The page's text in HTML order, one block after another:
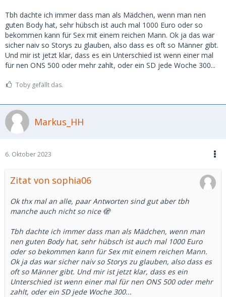
Tbh dachte ich immer dass man als Mädchen, wenn man nen
guten Body hat, sehr hübsch ist auch mal 1000 Euro oder so
bekommen kann für Sex mit einem reichen Mann. Ok ja das war
sicher naiv so Storys zu glauben, also dass es oft so Männer gibt.
Und mir ist jetzt klar, dass es ein Unterschied ist wenn einer mal
für nen ONS 500 oder mehr zahlt, oder ein SD jede Woche 300...
Toby gefällt das.
Markus_HH
6. Oktober 2023
Zitat von sophia06
Ok thx mal an alle, paar Antworten sind gut aber tbh
manche auch nicht so nice 🫣
Tbh dachte ich immer dass man als Mädchen, wenn man
nen guten Body hat, sehr hübsch ist auch mal 1000 Euro
oder so bekommen kann für Sex mit einem reichen Mann.
Ok ja das war sicher naiv so Storys zu glauben, also dass es
oft so Männer gibt. Und mir ist jetzt klar, dass es ein
Unterschied ist wenn einer mal für nen ONS 500 oder mehr
zahlt, oder ein SD jede Woche 300...